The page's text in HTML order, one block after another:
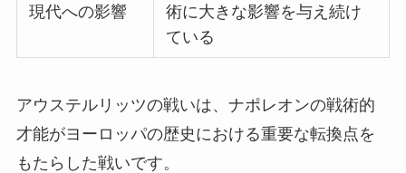
現代への影響
術に大きな影響を与え続け
ている
アウステルリッツの戦いは、ナポレオンの戦術的
才能がヨーロッパの歴史における重要な転換点を
もたらした戦いです。